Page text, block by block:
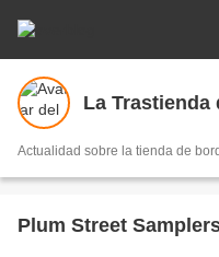
La Trastienda
Actualidad sobre la tienda de
Plum Street